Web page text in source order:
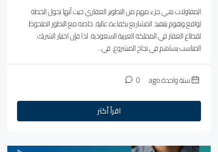
المقاولات هي جزء مهم من التطوير العقاري حيث أنها تحول الخطة
لواقع وتقوم بتنفيذ المشاريع بكفاءة عالية. خاصة مع التطور الملحوظ
لقطاع العقار في المملكة العربية السعودية. لذا فإن اختيار الشريك
المناسب يساهم في نجاح المشروع. في...
سنة واحدة ago 0
اقرأ أكثر